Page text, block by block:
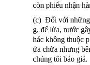
còn phiếu nhận
(c) Đối với những
g, để lửa, nước
hác không thuộc
ửa chữa nhưng
chúng tôi báo giá.